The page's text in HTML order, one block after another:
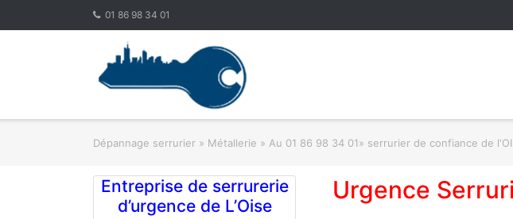
01 86 98 34 01
Dépannage serrurier » Métallerie » Au 01 86 98 34 01» serrurier de confiance de
Entreprise de serrurerie
d’urgence de L’Oise
Urgence